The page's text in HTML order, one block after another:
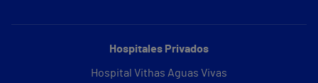
Hospitales Privados
Hospital Vithas Aguas Vivas